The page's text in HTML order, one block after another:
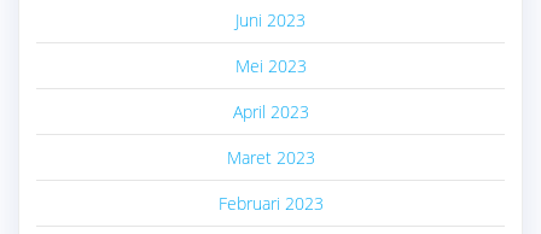
Juni 2023
Mei 2023
April 2023
Maret 2023
Februari 2023